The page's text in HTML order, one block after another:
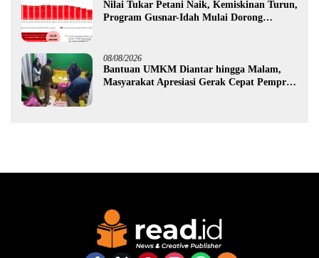
Nilai Tukar Petani Naik, Kemiskinan Turun,
Program Gusnar-Idah Mulai Dorong
08/08/2026
Bantuan UMKM Diantar hingga Malam,
Masyarakat Apresiasi Gerak Cepat Pemprov